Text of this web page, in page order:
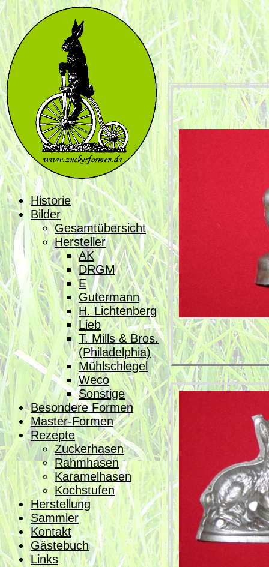
Historie
Bilder
Gesamtübersicht
Hersteller
AK
DRGM
E
Gutermann
H. Lichtenberg
Lieb
T. Mills & Bros.
(Philadelphia)
Mühlschlegel
Weco
Sonstige
Besondere Formen
Master-Formen
Rezepte
Zuckerhasen
Rahmhasen
Karamelhasen
Kochstufen
Herstellung
Sammler
Kontakt
Gästebuch
Links